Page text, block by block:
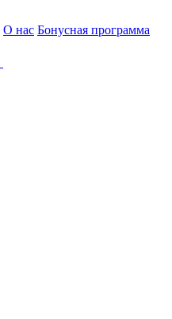
О нас Бонусная программа